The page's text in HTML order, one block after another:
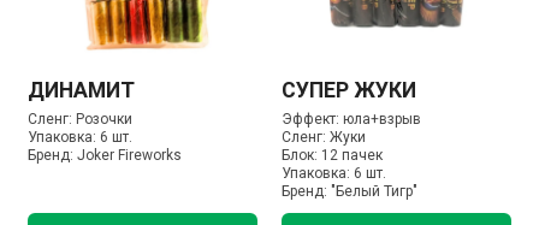
ДИНАМИТ
Сленг: Розочки
Упаковка: 6 шт.
Бренд: Joker Fireworks
СУПЕР ЖУКИ
Эффект: юла+взрыв
Сленг: Жуки
Блок: 12 пачек
Упаковка: 6 шт.
Бренд: "Белый Тигр"